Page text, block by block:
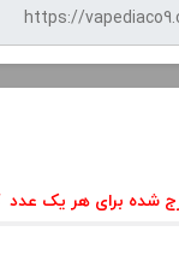
شده برای هر یک عدد